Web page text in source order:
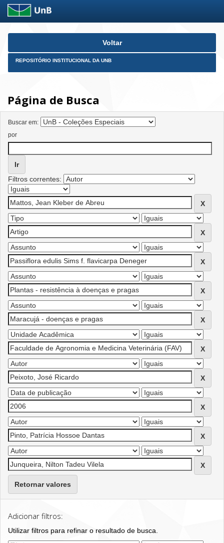
Skip
Voltar
REPOSITÓRIO INSTITUCIONAL DA UNB
Página de Busca
Buscar em:
por
Filtros correntes:
Retornar valores
Adicionar filtros:
Utilizar filtros para refinar o resultado de busca.